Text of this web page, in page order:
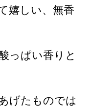
嬉しい、無香
っぱい香りと
げたものでは